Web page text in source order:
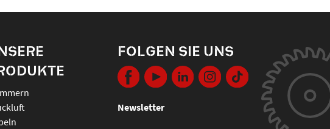
FOLGEN SIE UNS
Newsletter